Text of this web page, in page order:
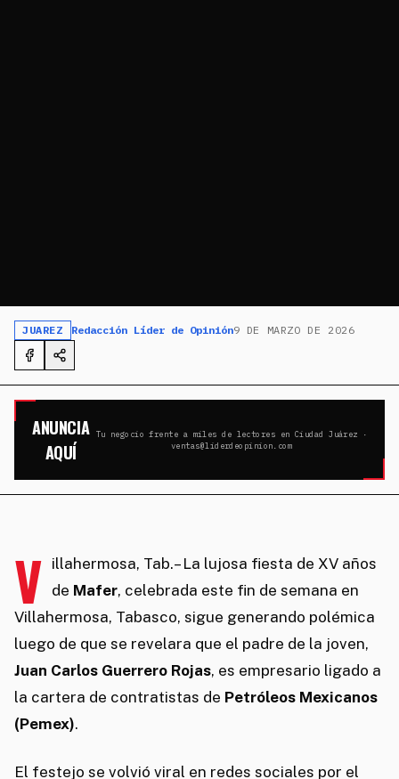
JUAREZ Redacción Líder de Opinión9 DE MARZO DE 2026
ANUNCIA
AQUÍ
Tu negocio frente a miles de lectores en Ciudad Juárez ·
ventas@liderdeopinion.com
V illahermosa, Tab.– La lujosa fiesta de XV años
de Mafer, celebrada este fin de semana en
Villahermosa, Tabasco, sigue generando polémica
luego de que se revelara que el padre de la joven,
Juan Carlos Guerrero Rojas, es empresario ligado a
la cartera de contratistas de Petróleos Mexicanos
(Pemex).
El festejo se volvió viral en redes sociales por el